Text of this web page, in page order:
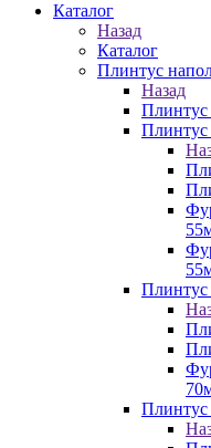
Каталог
Назад
Каталог
Плинтус
Назад